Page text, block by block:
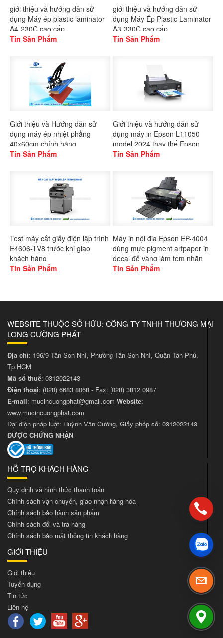
giới thiệu và hướng dẫn sử
dụng Máy ép plastic laminator
A4-230C cao cấp
Tin Sản Phẩm
giới thiệu và hướng dẫn sử
dụng Máy Ép Plastic Laminator
A3-330C cao cấp
Tin Sản Phẩm
Giới thiệu và Hướng dẫn sử
dụng máy ép nhiệt phẳng
40x60cm chính hãng
Gaoshang
Tin Sản Phẩm
Giới thiệu và hướng dẫn sử
dụng máy in Epson L11050
model 2024 thay thế Epson
L1300
Tin Sản Phẩm
Test máy cắt giấy điện lập trình
E4606-TV8 trước khi giao
khách hàng
Tin Sản Phẩm
Máy in nội địa Epson EP-4004
dùng mực pigment artpaper in
decal đế vàng làm tem nhãn
Tin Sản Phẩm
WEBSITE THUỘC SỞ HỮU: CÔNG TY TNHH THƯƠNG MẠI
LONG CƯỜNG PHÁT
Địa chỉ: 196/9 Tân Sơn Nhì, Phường Tân Sơn Nhì, Quận Tân Phú,
Tp.HCM
Mã số thuế: 0312022143
Điện thoại: (028) 6683 8068 - Fax: (028) 3812 0987
E-mail: mucincuongphat@gmail.com Website:
www.mucincuongphat.com
Đại diện pháp luật: Huỳnh Văn Cường, Giấy phép số: 0312022143
ĐƯỢC CHỨNG NHẬN
HỖ TRỢ KHÁCH HÀNG
Quy định và hình thức thanh toán
Chính sách vận chuyển, giao nhận hàng hóa
Chính sách bảo hành sản phẩm
Chính sách đổi và trả hàng
Chính sách bảo mật thông tin khách hàng
GIỚI THIỆU
Giới thiệu
Tuyển dụng
Tin tức
Liên hệ